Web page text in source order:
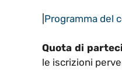
Programma del
Quota di
le iscrizioni